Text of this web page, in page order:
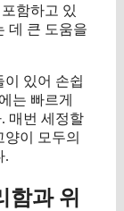
함하고 있
데 큰 도움을
이 있어 손쉽
는 빠르게
매번 세정할
이 모두의
.
함과 위